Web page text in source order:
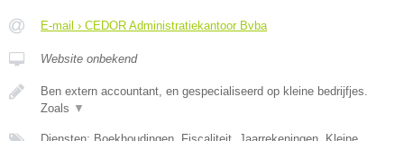
E-mail › CEDOR Administratiekantoor Bvba
Website onbekend
Ben extern accountant, en gespecialiseerd op kleine bedrijfjes.
Zoals ▼